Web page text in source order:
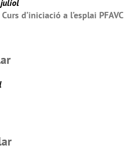
d’iniciació a l’esplai PFAVC